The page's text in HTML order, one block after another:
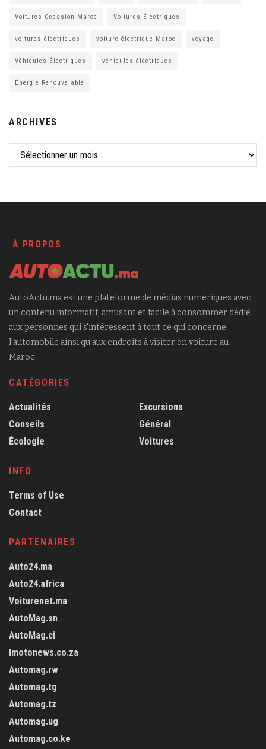
Voitures Occasion Maroc Voitures Électriques
voitures électriques voiture électrique Maroc voyage
Véhicules Électriques véhicules électriques
Énergie Renouvelable
ARCHIVES
À PROPOS
AutoActu.ma est une plateforme de médias numériques avec
un contenu informatif, amusant et facile à consommer dédié
aux personnes qui s'intéressent à tout ce qui concerne
l'automobile ainsi qu'aux endroits à visiter en voiture au
Maroc.
CATÉGORIES
Actualités
Conseils
Écologie
Excursions
Général
Voitures
INFO
Terms of Use
Contact
PARTENAIRES
Auto24.ma
Auto24.africa
Voiturenet.ma
AutoMag.sn
AutoMag.ci
Imotonews.co.za
Automag.rw
Automag.tg
Automag.tz
Automag.ug
Automag.co.ke